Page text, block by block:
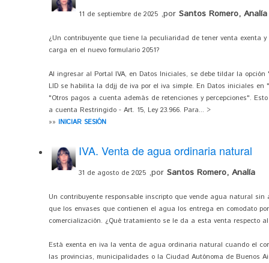
11 de septiembre de 2025 ,por Santos Romero, Analía
¿Un contribuyente que tiene la peculiaridad de tener venta exenta y
carga en el nuevo formulario 2051?
Al ingresar al Portal IVA, en Datos Iniciales, se debe tildar la
LID se habilita la ddjj de iva por el iva simple. En Datos iniciales
"Otros pagos a cuenta además de retenciones y percepciones".
a cuenta Restringido - Art. 15, Ley 23.966. Para... >
»» INICIAR SESIÓN
IVA. Venta de agua ordinaria natural
31 de agosto de 2025 ,por Santos Romero, Analía
Un contribuyente responsable inscripto que vende agua natural
que los envases que contienen el agua los entrega en comodato
comercialización. ¿Qué tratamiento se le da a esta venta respecto al
Está exenta en iva la venta de agua ordinaria natural cuando el
las provincias, municipalidades o la Ciudad Autónoma de Buenos